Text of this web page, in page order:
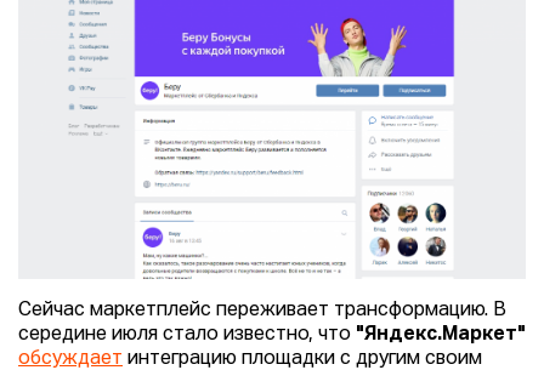
Сейчас маркетплейс переживает трансформацию. В
середине июля стало известно, что "Яндекс.Маркет"
обсуждает интеграцию площадки с другим своим